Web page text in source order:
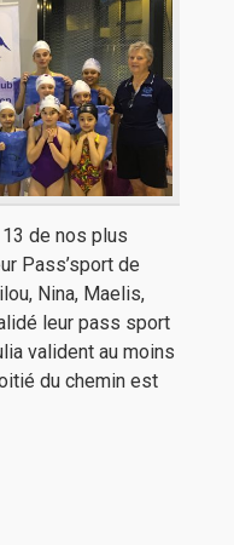
de nos plus
Pass’sport de
Nina, Maelis,
leur pass sport
valident au moins
du chemin est